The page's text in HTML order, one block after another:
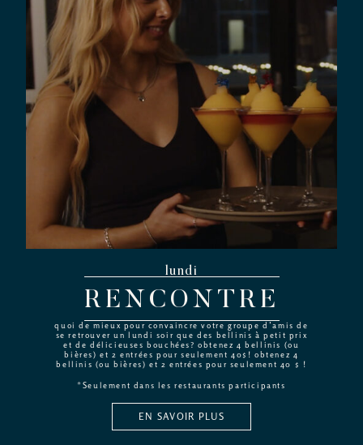
lundi
RENCONTRE
quoi de mieux pour convaincre votre groupe d’amis de
se retrouver un lundi soir que des bellinis à petit prix
et de délicieuses bouchées? obtenez 4 bellinis (ou
bières) et 2 entrées pour seulement 40$! obtenez 4
bellinis (ou bières) et 2 entrées pour seulement 40 $ !
*Seulement dans les restaurants participants
EN SAVOIR PLUS